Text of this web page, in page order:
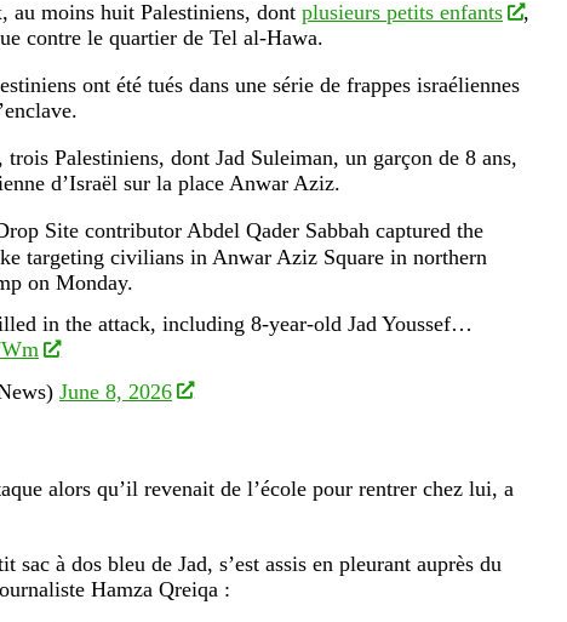
au moins huit Palestiniens, dont plusieurs petits enfants
,
contre le quartier de Tel al-Hawa.
ont été tués dans une série de frappes israéliennes
Palestiniens, dont Jad Suleiman, un garçon de 8 ans,
d’Israël sur la place Anwar Aziz.
Site contributor Abdel Qader Sabbah captured the
targeting civilians in Anwar Aziz Square in northern
on Monday.
in the attack, including 8-year-old Jad Youssef…
June 8, 2026
alors qu’il revenait de l’école pour rentrer chez lui, a
sac à dos bleu de Jad, s’est assis en pleurant auprès du
Hamza Qreiqa :